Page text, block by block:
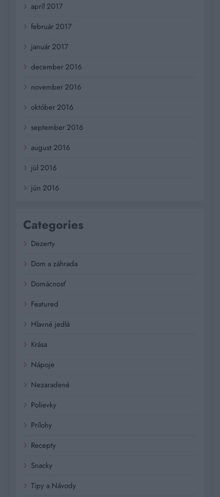
apríl 2017
február 2017
január 2017
december 2016
november 2016
október 2016
september 2016
august 2016
júl 2016
jún 2016
Categories
Dezerty
Dom a záhrada
Domácnosť
Featured
Hlavné jedlá
Krása
Nápoje
Nezaradené
Polievky
Prílohy
Recepty
Snacky
Tipy a Návody